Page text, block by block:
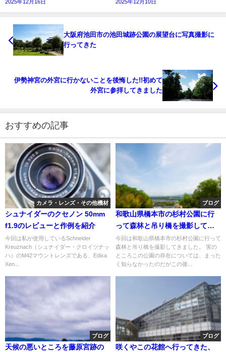
2025年12月16日 2025年12月10日
大阪府池田市の池田城跡公園の展望台に写真撮影に
行ってきた
伊勢神宮の外宮に行かないことを後悔した!!初めて
外宮に参拝してきました
おすすめの記事
カメラ・レンズ・その他機材
シュナイダーのクセノン 50mm
f1.9のレビューと作例を紹介
今回は私が使用しているSchneider
Kreuznach（シュナイダー・クロイツナッ
ハ）のM42マウントレンズである、Edixa
Xen...
ブログ
和歌山県橋本市の杉村公園に行
って森林と吊り橋を撮影してき
た
今回は和歌山県橋本市の杉村公園に行って
森林と吊り橋を撮影してきました。 実の
ところこの公園の存在については、まった
く知らなかったのだがこの後...
ブログ
天候の悪いところを藤原宮跡の
ブログ
咲くやこの花館へ行ってきた、